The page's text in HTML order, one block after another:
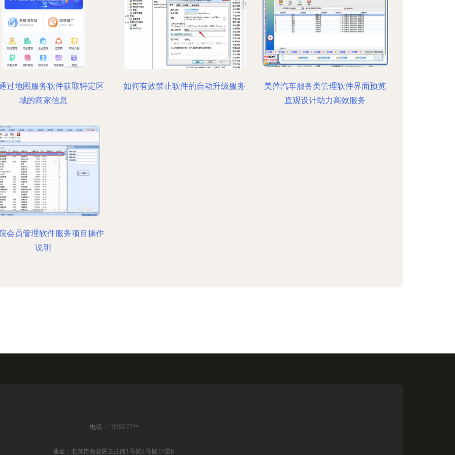
过地图服务软件获取特定区
域的商家信息
如何有效禁止软件的自动升级服务
美萍汽车服务类管理软件界面预览
直观设计助力高效服务
会员管理软件服务项目操作
说明
电话：1355277**
地址：北京市海淀区王庄路1号院2号楼17层B